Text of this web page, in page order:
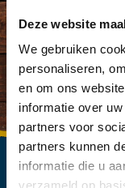
Deze website
We gebruiken
personaliseren,
en om ons
informatie over
partners voor
partners kunnen
informatie die u
Ik ga akkoord